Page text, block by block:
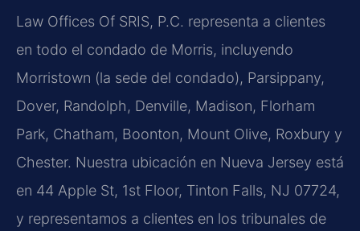
Law Offices Of SRIS, P.C. representa a clientes
en todo el condado de Morris, incluyendo
Morristown (la sede del condado), Parsippany,
Dover, Randolph, Denville, Madison, Florham
Park, Chatham, Boonton, Mount Olive, Roxbury y
Chester. Nuestra ubicación en Nueva Jersey está
en 44 Apple St, 1st Floor, Tinton Falls, NJ 07724,
y representamos a clientes en los tribunales de